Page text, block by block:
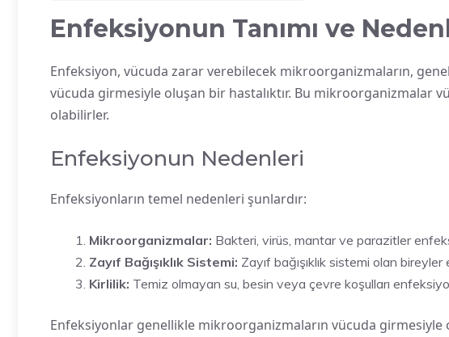
Enfeksiyonun Tanımı ve
Enfeksiyon, vücuda zarar verebilecek mikroorganizmaların,
vücuda girmesiyle oluşan bir hastalıktır. Bu mikroorganizmalar
olabilirler.
Enfeksiyonun Nedenleri
Enfeksiyonların temel nedenleri şunlardır:
Mikroorganizmalar: Bakteri, virüs, mantar ve parazitler
Zayıf Bağışıklık Sistemi: Zayıf bağışıklık sistemi olan
Kirlilik: Temiz olmayan su, besin veya çevre koşulları
Enfeksiyonlar genellikle mikroorganizmaların vücuda girmesiyle